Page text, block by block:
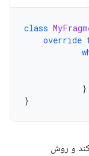
class
override
}
}
و روش